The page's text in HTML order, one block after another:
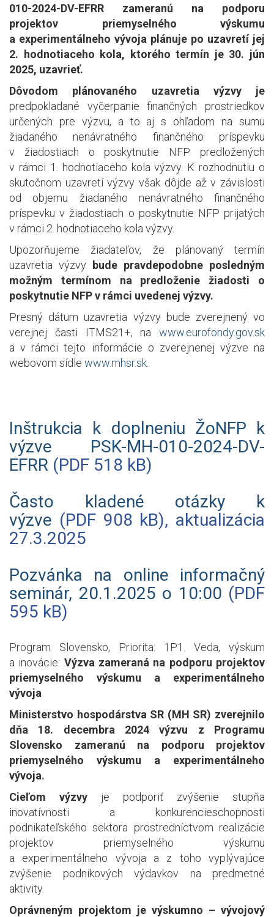
010-2024-DV-EFRR zameranú na podporu
projektov priemyselného výskumu
a experimentálneho vývoja plánuje po uzavretí jej
2. hodnotiaceho kola, ktorého termín je 30. jún
2025, uzavrieť.
Dôvodom plánovaného uzavretia výzvy je
predpokladané vyčerpanie finančných prostriedkov
určených pre výzvu, a to aj s ohľadom na sumu
žiadaného nenávratného finančného príspevku
v žiadostiach o poskytnutie NFP predložených
v rámci 1. hodnotiaceho kola výzvy. K rozhodnutiu o
skutočnom uzavretí výzvy však dôjde až v závislosti
od objemu žiadaného nenávratného finančného
príspevku v žiadostiach o poskytnutie NFP prijatých
v rámci 2. hodnotiaceho kola výzvy.
Upozorňujeme žiadateľov, že plánovaný termín
uzavretia výzvy
bude pravdepodobne posledným
možným termínom na predloženie žiadosti o
poskytnutie NFP v rámci uvedenej výzvy.
Presný dátum uzavretia výzvy bude zverejnený vo
verejnej časti ITMS21+, na www.eurofondy.gov.sk
a v rámci tejto informácie o zverejnenej výzve na
webovom sídle www.mhsr.sk
Inštrukcia k doplneniu ŽoNFP k
výzve PSK-MH-010-2024-DV-
EFRR (PDF 518 kB)
Často kladené otázky k
výzve (PDF 908 kB), aktualizácia
27.3.2025
Pozvánka na online informačný
seminár, 20.1.2025 o 10:00 (PDF
595 kB)
Program Slovensko, Priorita: 1P1. Veda, výskum
a inovácie: Výzva zameraná na podporu projektov
priemyselného výskumu a experimentálneho
vývoja
Ministerstvo hospodárstva SR (MH SR) zverejnilo
dňa 18. decembra 2024 výzvu z Programu
Slovensko zameranú na podporu projektov
priemyselného výskumu a experimentálneho
vývoja.
Cieľom výzvy je podporiť zvýšenie stupňa
inovatívnosti a konkurencieschopnosti
podnikateľského sektora prostredníctvom realizácie
projektov priemyselného výskumu
a experimentálneho vývoja a z toho vyplývajúce
zvýšenie podnikových výdavkov na predmetné
aktivity.
Oprávneným projektom je výskumno – vývojový